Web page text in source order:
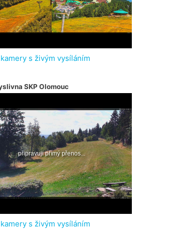
s živým vysíláním
SKP Olomouc
s živým vysíláním